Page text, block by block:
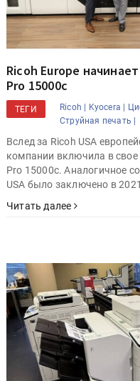
Ricoh Europe
Pro 15000c
ТЕГИ Ricoh | Kyocera |
Струйная печать |
Вслед за Ricoh USA
компании включила в
Pro 15000c. Аналогичное
USA было заключено в
Читать далее